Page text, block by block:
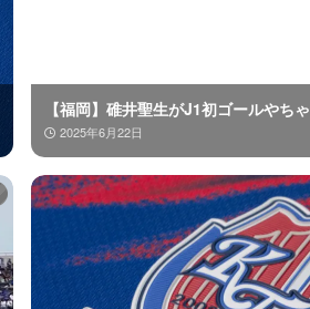
【福岡】碓井聖生がJ1初ゴールやちゃ
2025年6月22日